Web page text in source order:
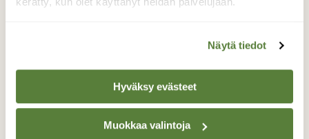
Näytä tiedot
Hyväksy evästeet
Muokkaa valintoja
Kuukkelin kätköt